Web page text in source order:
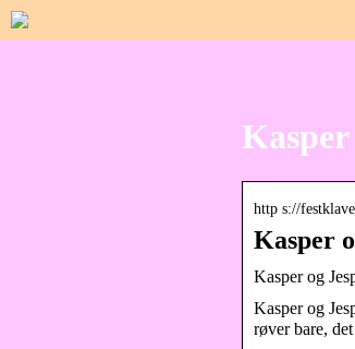
http s://
Kasper
Kasper og
Kasper og
røver bare,